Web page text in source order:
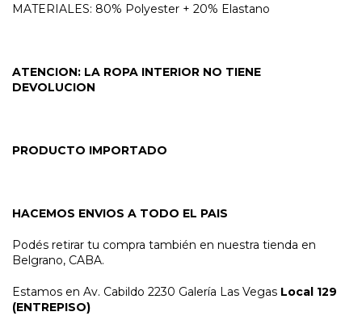
MATERIALES: 80% Polyester + 20% Elastano
ATENCION: LA ROPA INTERIOR NO TIENE
DEVOLUCION
PRODUCTO IMPORTADO
HACEMOS ENVIOS A TODO EL PAIS
Podés retirar tu compra también en nuestra tienda en
Belgrano, CABA.
Estamos en Av. Cabildo 2230 Galería Las Vegas Local 129
(ENTREPISO)